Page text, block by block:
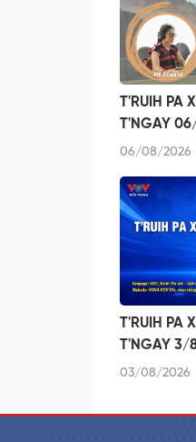
T'RUIH PA
T'NGAY
06/08/2026
T'RUIH PA
T'NGAY 3/
03/08/2026